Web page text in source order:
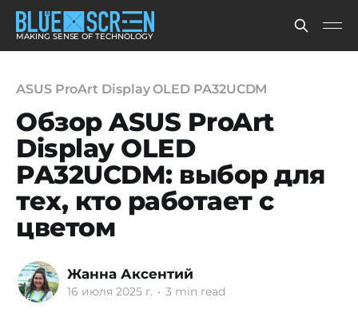
MAKING SENSE OF TECHNOLOGY
ASUS ProArt Display OLED PA32UCDM
Обзор ASUS ProArt
Display OLED
PA32UCDM: выбор для
тех, кто работает с
цветом
Жанна Аксентий
16 июля 2025 г. • 3 min read